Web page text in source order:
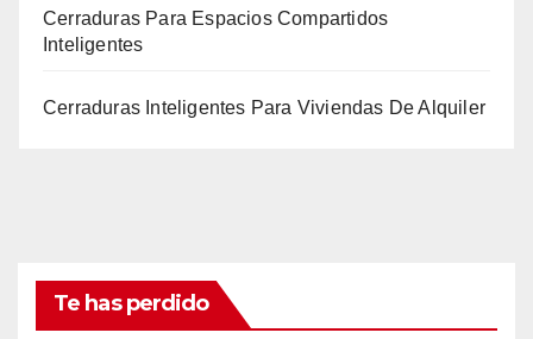
Cerraduras Para Espacios Compartidos
Inteligentes
Cerraduras Inteligentes Para Viviendas De Alquiler
Te has perdido